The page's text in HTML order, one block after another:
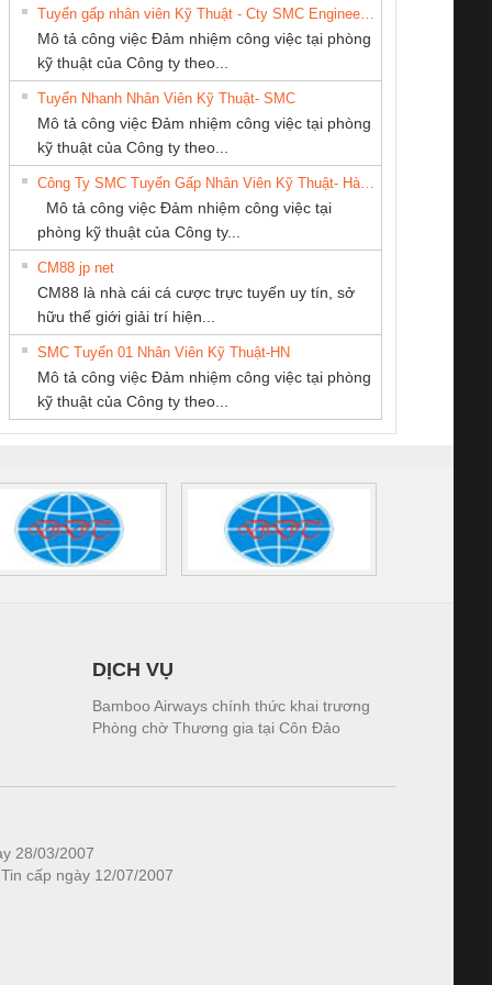
An Toàn
Contact
– PSR-
SCP-
FSP/2X1/1X2
sát chuỗi
tấm pin
16I+
(2502520000)
Bộ giám sát chuỗi
tấm pin
TRANSCLINIC 16I+
1K5 L (2433950000)
Bộ giám sát dòng
TRANSCLINIC 16I+
(2008130000)
Bộ chỉnh lưu nguồn
điện TRANSCLINIC
BKE 1K5.4
(7791400879)2. Giá
Nẹp nhôm chống
trơn Đà Nẵng
TY CP TỰ
TIẾN
CÔNG TY CỔ
PHẦN TỰ ĐỘNG
TIẾN HƯNG
Tan Dong Cang
TY TNHH
BỊ CÔNG
NIHON
VIỆT
KINH DOANH
DỊCH VỤ XNK
PHƯƠNG NAM
TM-DV DAI DONG
Mô tả công việc Đảm nhiệm công việc tại phòng
kỹ thuật của Công ty theo...
Tuyển Nhanh Nhân Viên Kỹ Thuật- SMC
Mô tả công việc Đảm nhiệm công việc tại phòng
kỹ thuật của Công ty theo...
Mô tả công việc Đảm nhiệm công việc tại
phòng kỹ thuật của Công ty...
CM88 jp net
CM88 là nhà cái cá cược trực tuyến uy tín, sở
hữu thế giới giải trí hiện...
SMC Tuyển 01 Nhân Viên Kỹ Thuật-HN
Mô tả công việc Đảm nhiệm công việc tại phòng
kỹ thuật của Công ty theo...
DỊCH VỤ
Bamboo Airways chính thức khai trương
Phòng chờ Thương gia tại Côn Đảo
28/03/2007
cấp ngày 12/07/2007